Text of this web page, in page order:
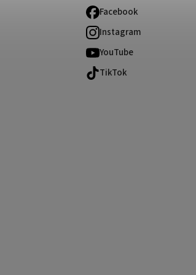
Facebook
Instagram
YouTube
TikTok